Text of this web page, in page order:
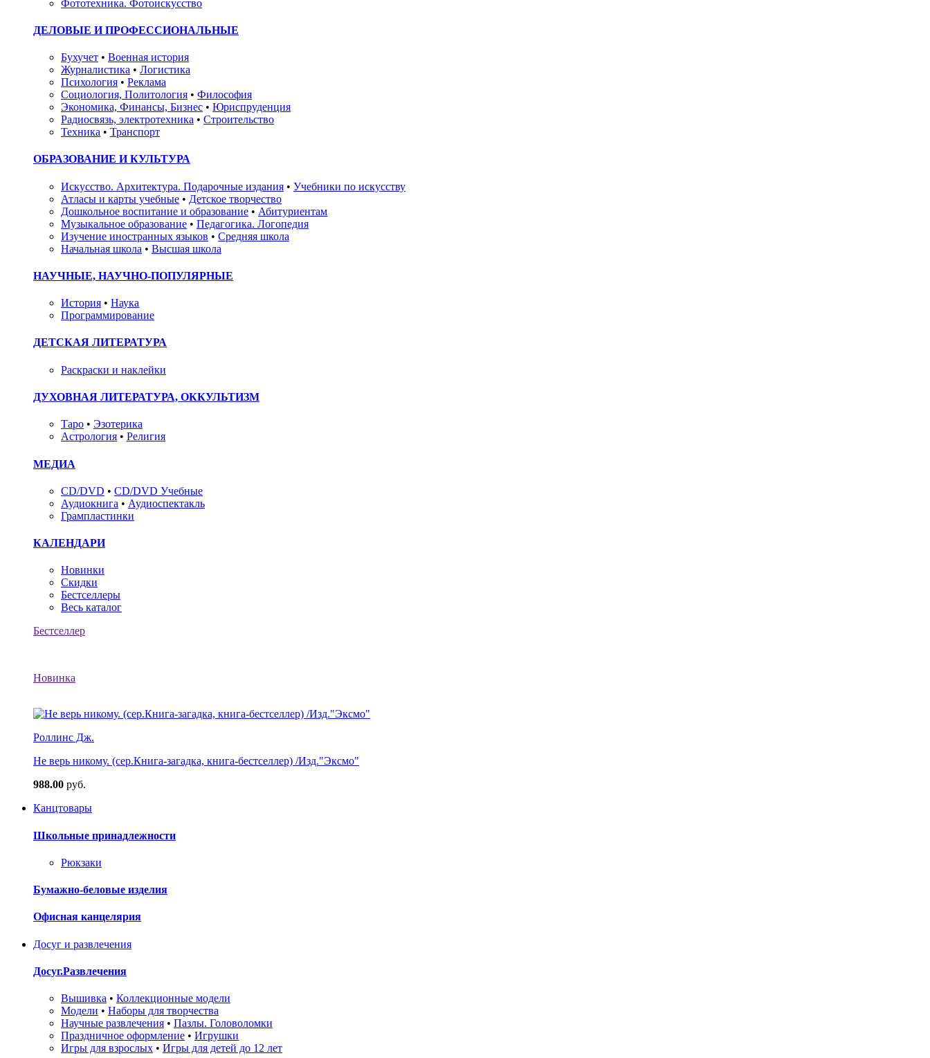
Фототехника. Фотоискусство
ДЕЛОВЫЕ И ПРОФЕССИОНАЛЬНЫЕ
Бухучет • Военная история
Журналистика • Логистика
Психология • Реклама
Социология, Политология • Философия
Экономика, Финансы, Бизнес • Юриспруденция
Радиосвязь, электротехника • Строительство
Техника • Транспорт
ОБРАЗОВАНИЕ И КУЛЬТУРА
Искусство. Архитектура. Подарочные издания • Учебники по искусству
Атласы и карты учебные • Детское творчество
Дошкольное воспитание и образование • Абитуриентам
Музыкальное образование • Педагогика. Логопедия
Изучение иностранных языков • Средняя школа
Начальная школа • Высшая школа
НАУЧНЫЕ, НАУЧНО-ПОПУЛЯРНЫЕ
История • Наука
Программирование
ДЕТСКАЯ ЛИТЕРАТУРА
Раскраски и наклейки
ДУХОВНАЯ ЛИТЕРАТУРА, ОККУЛЬТИЗМ
Таро • Эзотерика
Астрология • Религия
МЕДИА
CD/DVD • CD/DVD Учебные
Аудиокнига • Аудиоспектакль
Грампластинки
КАЛЕНДАРИ
Новинки
Скидки
Бестселлеры
Весь каталог
Бестселлер
Новинка
Роллинс Дж.
Не верь никому. (сер.Книга-загадка, книга-бестселлер) /Изд."Эксмо"
988.00 руб.
Канцтовары
Школьные принадлежности
Рюкзаки
Бумажно-беловые изделия
Офисная канцелярия
Досуг и развлечения
Досуг.Развлечения
Вышивка • Коллекционные модели
Модели • Наборы для творчества
Научные развлечения • Пазлы. Головоломки
Праздничное оформление • Игрушки
Игры для взрослых • Игры для детей до 12 лет